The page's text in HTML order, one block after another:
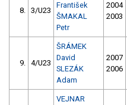
8. 3/U23
František
ŠMAKAL
Petr
2004
2003
9. 4/U23
ŠRÁMEK
David
SLEZÁK
Adam
2007
2006
VEJNAR